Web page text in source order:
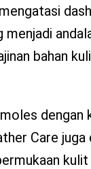
bahan
dengan
Care